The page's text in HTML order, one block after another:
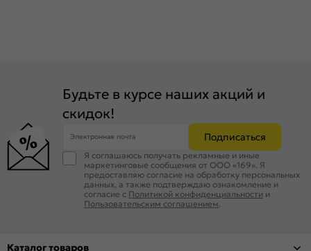
Будьте в курсе наших акций и
скидок!
Электронная почта Подписаться
Я соглашаюсь получать рекламные и иные
маркетинговые сообщения от ООО «169». Я
предоставляю согласие на обработку персональных
данных, а также подтверждаю ознакомление и
согласие с Политикой конфиденциальности и
Пользовательским соглашением
Каталог товаров